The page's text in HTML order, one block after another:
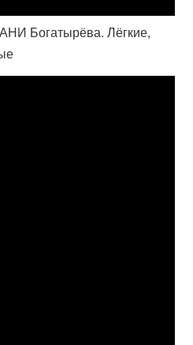
Богатырёва. Лёгкие,